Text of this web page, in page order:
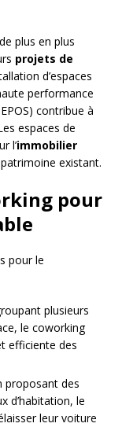
plus en plus
projets de
d’espaces
performance
contribue à
espaces de
l’immobilier
existant.
pour
pour le
plusieurs
le coworking
efficiente des
proposant des
d’habitation, le
leur voiture